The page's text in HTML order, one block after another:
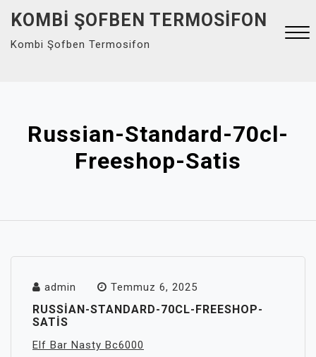
content
KOMBI ŞOFBEN TERMOSIFON
Kombi Şofben Termosifon
Russian-Standard-70cl-
Freeshop-Satis
admin Temmuz 6, 2025
RUSSIAN-STANDARD-70CL-FREESHOP-
SATIS
Elf Bar Nasty Bc6000